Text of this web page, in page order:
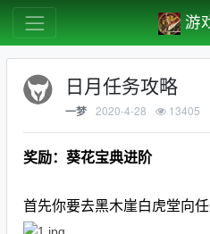
游
日月任务攻略
一梦 2020-4-28 13405
奖励：葵花宝典进阶
首先你要去黑木崖白虎堂向